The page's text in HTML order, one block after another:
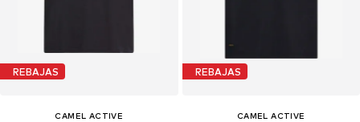
REBAJAS
CAMEL ACTIVE
REBAJAS
CAMEL ACTIVE